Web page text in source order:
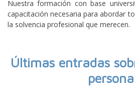
Nuestra formación con base
capacitación necesaria para abordar
la solvencia profesional que merecen.
Últimas entradas